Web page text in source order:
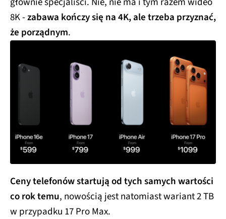
8K -zabawa kończy się na 4K, ale trzeba przyznać,
że porządnym.
Ceny telefonów startują od tych samych wartości
co rok temu, nowością jest natomiast wariant 2 TB
w przypadku 17 Pro Max.